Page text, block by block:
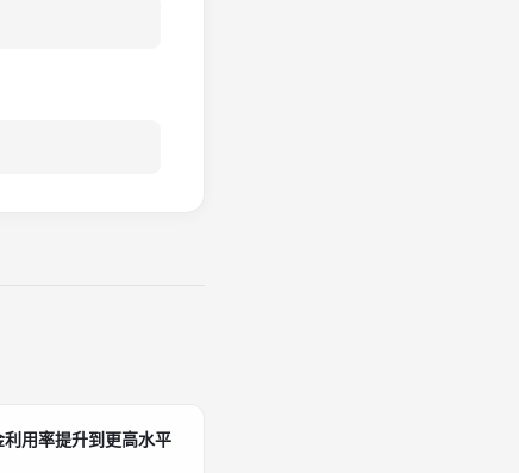
用率提升到更高水平